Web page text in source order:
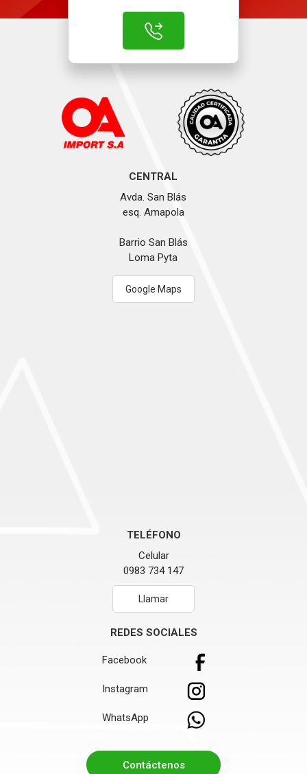
CENTRAL
Avda. San Blás
esq. Amapola
Barrio San Blás
Loma Pyta
Google Maps
TELÉFONO
Celular
0983 734 147
Llamar
REDES SOCIALES
Facebook
Instagram
WhatsApp
Contáctenos